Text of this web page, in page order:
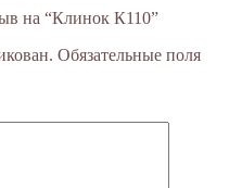
на “Клинок К110”
Обязательные поля